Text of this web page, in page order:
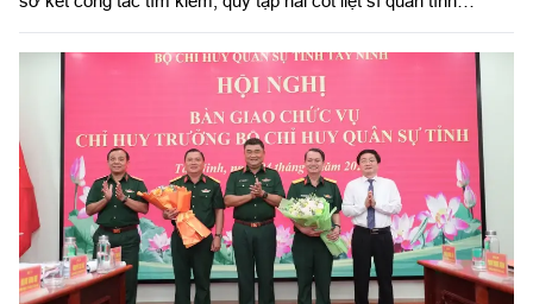
tranh tại Campuchia đưa về nước giai đoạn XXV; rút kinh
nghiệm sau 60 ngày triển khai lấy mẫu hài cốt liệt sĩ; phát động
đợt thi đua cao điểm với chủ đề “350 ngày đêm thần tốc, quyết
thắng”. Đồng chí Phạm Tấn Hòa, Phó chủ tịch UBND tỉnh Tây
Ninh, Trưởng ban Chỉ đạo về tìm kiếm, quy tập và xác định
danh tính hài cốt liệt sĩ tỉnh Tây Ninh chủ trì hội nghị.